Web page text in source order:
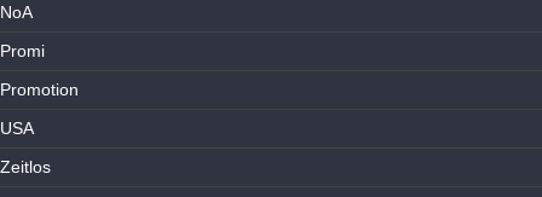
NoA
Promi
Promotion
USA
Zeitlos